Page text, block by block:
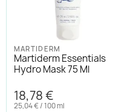
MARTIDERM
Martiderm Essentials
Hydro Mask 75 Ml
18,78 €
25,04 € / 100 ml